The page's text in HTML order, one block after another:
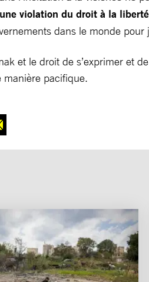
violation du droit à la liberté
dans le monde
et le droit de s’exprimer et
manière pacifique.